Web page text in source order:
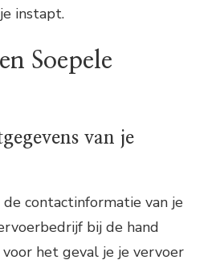
instapt.
Soepele
van je
contactinformatie van je
bij de hand
het geval je je vervoer